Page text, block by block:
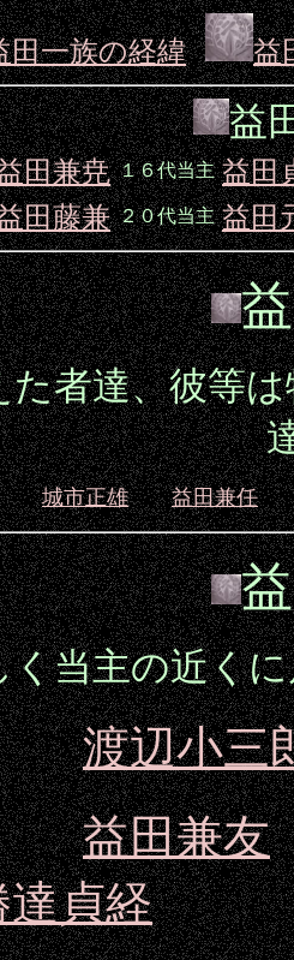
田一族の経緯 益
益
田兼尭 １６代当主 益田
田藤兼 ２０代当主 益田
た者達、彼等
城市正雄 益田兼任
く当主の近く
渡辺小三
益田兼友
達貞経